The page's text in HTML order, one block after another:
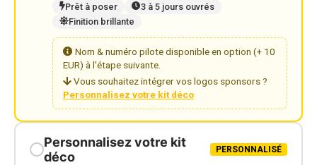
Prêt à poser
3 à 5 jours ouvrés
Finition brillante
Nom & numéro pilote disponible en option (+ 10
EUR) à l'étape suivante.
Vous souhaitez intégrer vos logos sponsors ?
Personnalisez votre kit déco
Personnalisez votre kit
déco
PERSONNALISÉ